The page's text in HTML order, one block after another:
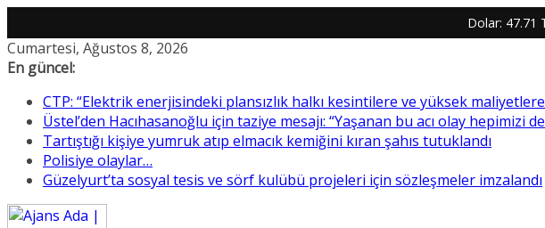
Dolar: 47.71
Skip
to
Cumartesi, Ağustos 8, 2026
En güncel:
CTP: “Elektrik enerjisindeki plansızlık halkı kesintilere ve yüksek
Üstel’den Hacıhasanoğlu için taziye mesajı: “Yaşanan bu acı olay hepimizi
Tartıştığı kişiye yumruk atıp elmacık kemiğini kıran şahıs tutuklandı
Polisiye olaylar…
Güzelyurt’ta sosyal tesis ve sörf kulübü projeleri için sözleşmeler imzalandı